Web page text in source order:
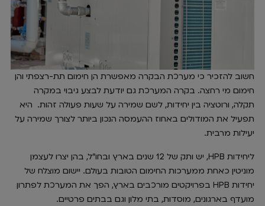
חשוב להזכיר כי מערכת הבקרה מאפשרת הן חימום תת-רצפתי והן
חימום מי רחצה. בקרה המערכת גם יודעת לבצע גיבוי במקרה
תקלה, ורוטציה בין יחידות, לשם שמירה על שעות פעולה זהות. היא
תפעיל את המודולים באחוז ההעמסה הנכון ביותר לצורך שמירה על
יעילות מרבית.
ליחידות HPB, יש ותק של 12 שנים בארץ ובחו"ל, בהן יצרו לעצמן
מוניטין כאחת ממערכות החימום הטובות בעולם. יישום מוצלח של
יחידות HPB בפרויקטים מורכבים בארץ, הפך את המערכת לפתרון
מועדף בארגונים, מוסדות, בתי מלון וגם בבתים פרטיים.